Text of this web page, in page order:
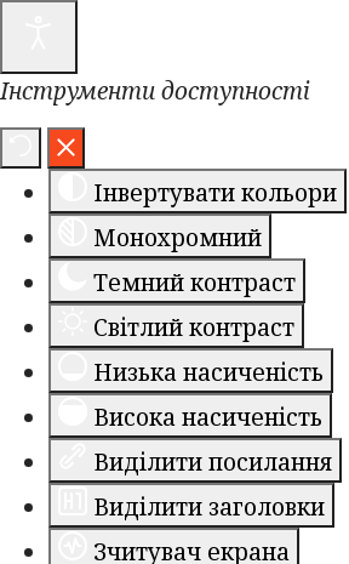
Інструменти доступності
Інвертувати кольори
Монохромний
Темний контраст
Світлий контраст
Низька насиченість
Висока насиченість
Виділити посилання
Виділити заголовки
Зчитувач екрана